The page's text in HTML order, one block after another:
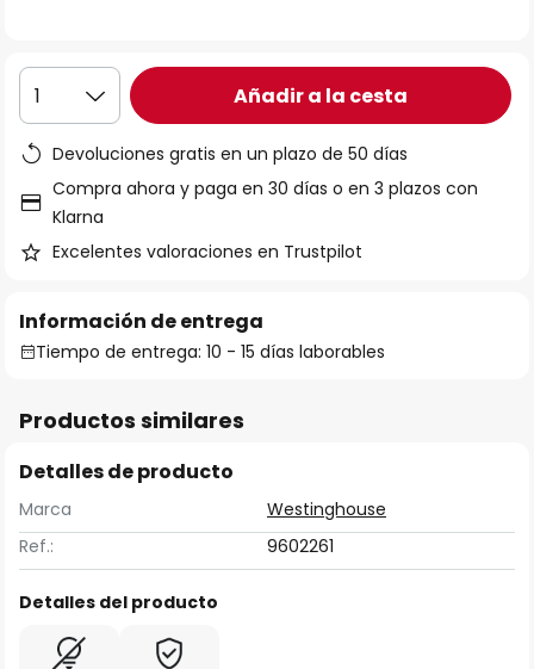
1 Añadir a la cesta
Devoluciones gratis en un plazo de 50 días
Compra ahora y paga en 30 días o en 3 plazos con
Klarna
Excelentes valoraciones en Trustpilot
Información de entrega
Tiempo de entrega: 10 - 15 días laborables
Productos similares
Detalles de producto
Marca
Westinghouse
Ref.:
9602261
Detalles del producto